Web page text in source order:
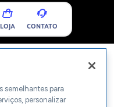
LOJA CONTATO
semelhantes para
personalizar